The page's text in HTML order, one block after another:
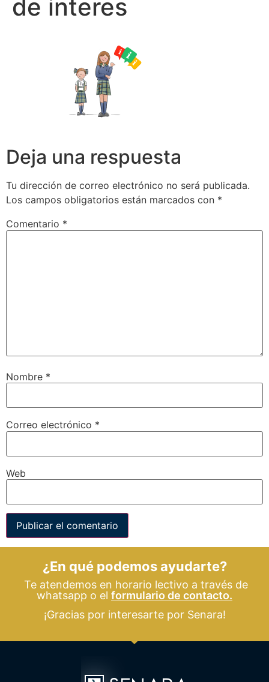
de interes
Deja una respuesta
Tu dirección de correo electrónico no será publicada.
Los campos obligatorios están marcados con *
Comentario *
Nombre *
Correo electrónico *
Web
¿En qué podemos ayudarte?
Te atendemos en horario lectivo a través de
whatsapp o el formulario de contacto.
¡Gracias por interesarte por Senara!